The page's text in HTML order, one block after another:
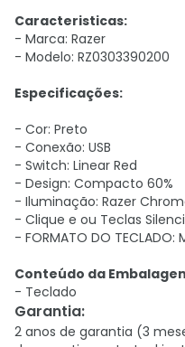
Caracteristicas:
- Marca: Razer
- Modelo: RZ0303390200
Especificações:
- Cor: Preto
- Conexão: USB
- Switch: Linear Red
- Design: Compacto 60%
- Iluminação: Razer
- Clique e ou Teclas
- FORMATO DO TECLADO:
Conteúdo da
- Teclado
Garantia:
2 anos de garantia (3